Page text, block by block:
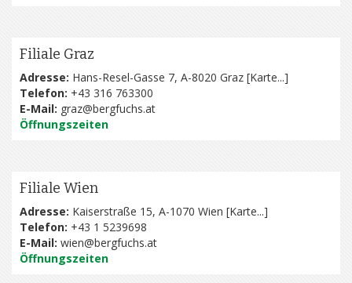
Filiale Graz
Adresse: Hans-Resel-Gasse 7, A-8020 Graz [Karte...]
Telefon: +43 316 763300
E-Mail: graz@bergfuchs.at
Öffnungszeiten
Filiale Wien
Adresse: Kaiserstraße 15, A-1070 Wien [Karte...]
Telefon: +43 1 5239698
E-Mail: wien@bergfuchs.at
Öffnungszeiten